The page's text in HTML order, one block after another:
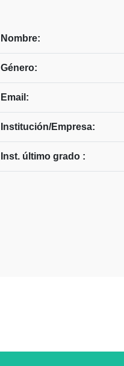
Nombre:
Género:
Email:
Institución/Empresa:
Inst. último grado :